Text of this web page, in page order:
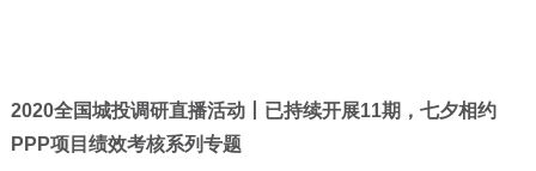
2020全国城投调研直播活动丨已持续开展11期，七夕相约
PPP项目绩效考核系列专题